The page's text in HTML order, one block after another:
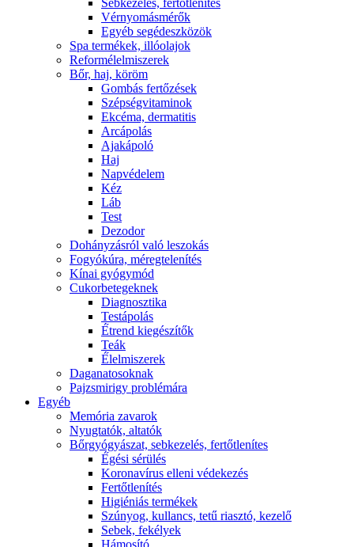
Sebkezelés, fertőtlenítés
Vérnyomásmérők
Egyéb segédeszközök
Spa termékek, illóolajok
Reformélelmiszerek
Bőr, haj, köröm
Gombás fertőzések
Szépségvitaminok
Ekcéma, dermatitis
Arcápolás
Ajakápoló
Haj
Napvédelem
Kéz
Láb
Test
Dezodor
Dohányzásról való leszokás
Fogyókúra, méregtelenítés
Kínai gyógymód
Cukorbetegeknek
Diagnosztika
Testápolás
É́trend kiegészítők
Teák
É́lelmiszerek
Daganatosoknak
Pajzsmirigy problémára
Egyéb
Memória zavarok
Nyugtatók, altatók
Bőrgyógyászat, sebkezelés, fertőtlenítes
É́gési sérülés
Koronavírus elleni védekezés
Fertőtlenítés
Higiéniás termékek
Szúnyog, kullancs, tetű riasztó, kezelő
Sebek, fekélyek
Hámosító